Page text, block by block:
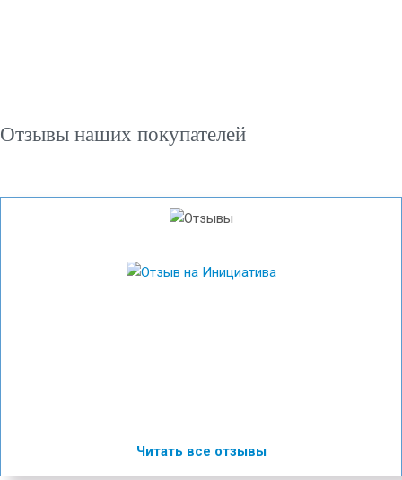
Отзывы наших покупателей
Читать все отзывы